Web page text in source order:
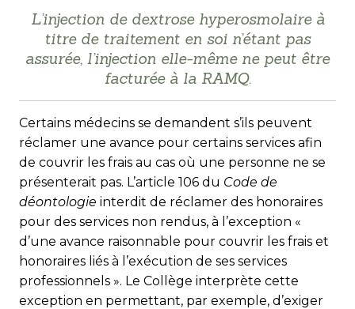
L’injection de dextrose hyperosmolaire à
titre de traitement en soi n’étant pas
assurée, l’injection elle-même ne peut être
facturée à la RAMQ.
Certains médecins se demandent s’ils peuvent
réclamer une avance pour certains services afin
de couvrir les frais au cas où une personne ne se
présenterait pas. L’article 106 du Code de
déontologie interdit de réclamer des honoraires
pour des services non rendus, à l’exception «
d’une avance raisonnable pour couvrir les frais et
honoraires liés à l’exécution de ses services
professionnels ». Le Collège interprète cette
exception en permettant, par exemple, d’exiger